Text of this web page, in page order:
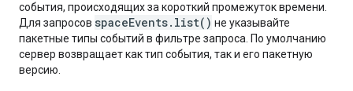
события, происходящих за короткий промежуток времени.
Для запросов spaceEvents.list() не указывайте
пакетные типы событий в фильтре запроса. По умолчанию
сервер возвращает как тип события, так и его пакетную
версию.